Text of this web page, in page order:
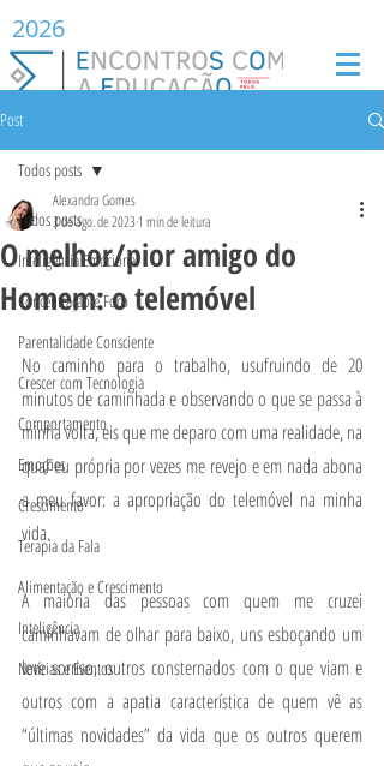
2026
Post
Todos posts
Inteligência Emocional
Concentração e Foco
Parentalidade Consciente
Crescer com Tecnologia
Comportamento
Emoções
Crescimento
Terapia da Fala
Alimentação e Crescimento
Inteligência
Notícias e Eventos
Todos posts
O melhor/pior amigo do
Homem: o telemóvel
Alexandra Gomes
3 de ago. de 20231 min de leitura
No caminho para o trabalho, usufruindo de 20
minutos de caminhada e observando o que se passa à
minha volta, eis que me deparo com uma realidade, na
qual eu própria por vezes me revejo e em nada abona
a meu favor: a apropriação do telemóvel na minha
vida.
A maioria das pessoas com quem me cruzei
caminhavam de olhar para baixo, uns esboçando um
leve sorriso, outros consternados com o que viam e
outros com a apatia característica de quem vê as
“últimas novidades” da vida que os outros querem